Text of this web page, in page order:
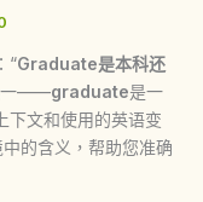
“Graduate是本科还
一——graduate是一
下文和使用的英语变
的含义，帮助您准确